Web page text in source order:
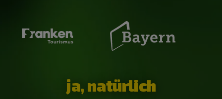
ja, natürlich